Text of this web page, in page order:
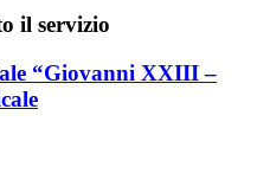
il servizio
“Giovanni XXIII –